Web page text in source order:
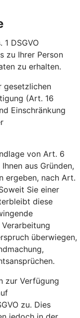
1 DSGVO
zu Ihrer Person
zu erhalten.
gesetzlichen
(Art. 16
Einschränkung
von Art. 6
aus Gründen,
ergeben, nach Art.
Sie einer
diese
überwiegen,
zur Verfügung
zu. Dies